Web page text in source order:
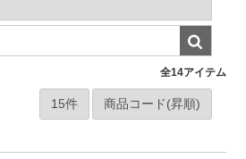
全14アイテム